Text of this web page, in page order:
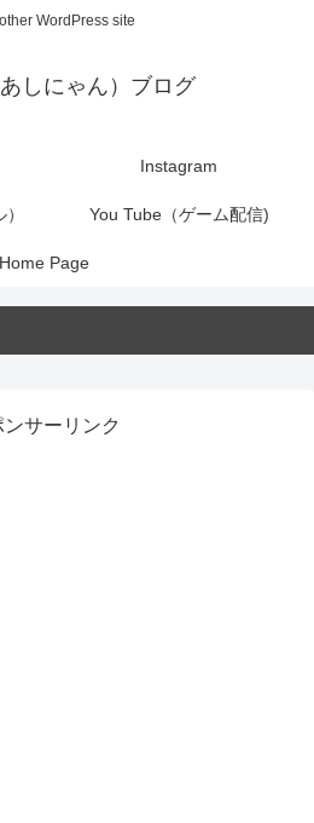
WordPress site
しにゃん）ブログ
Instagram
You Tube（ゲーム配信)
Home Page
ンサーリンク